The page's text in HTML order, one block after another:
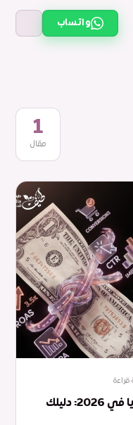
واتساب
1
مقال
أسعار إدارة حسابات سوشيال ميديا في 2026: دليلك